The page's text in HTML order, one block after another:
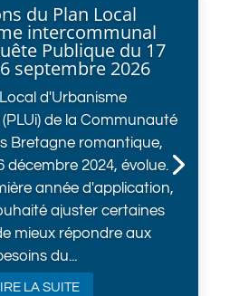
du Plan Local
intercommunal
Publique du 17
septembre 2026
d'Urbanisme
de la Communauté
Bretagne romantique,
décembre 2024, évolue.
année d'application,
ajuster certaines
mieux répondre aux
du...
LA SUITE